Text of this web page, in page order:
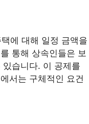
에 대해 일정 금액을
통해 상속인들은 보
습니다. 이 공제를
서는 구체적인 요건